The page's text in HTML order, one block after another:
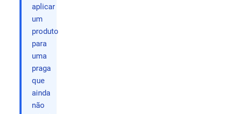
aplicar
um
produto
para
uma
praga
que
ainda
não